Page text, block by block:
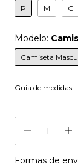
P M G
Modelo:
Camiseta
Guia de medidas
Entregas para o
Formas de